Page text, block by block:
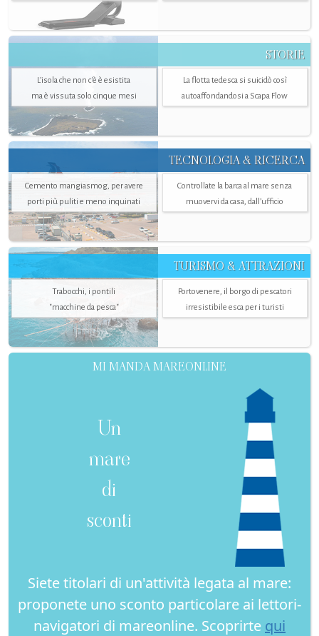
STORIE
L’isola che non c'è è esistita
ma è vissuta solo cinque mesi
La flotta tedesca si suicidò così
autoaffondandosi a Scapa Flow
TECNOLOGIA & RICERCA
Cemento mangiasmog, per avere
porti più puliti e meno inquinati
Controllate la barca al mare senza
muovervi da casa, dall’ufficio
TURISMO & ATTRAZIONI
Trabocchi, i pontili
"macchine da pesca"
Portovenere, il borgo di pescatori
irresistibile esca per i turisti
MI MANDA MAREONLINE
Un
mare
di
sconti
Siete titolari di un'attività legata al mare:
proponete uno sconto particolare ai lettori-
navigatori di mareonline. Scoprirte qui